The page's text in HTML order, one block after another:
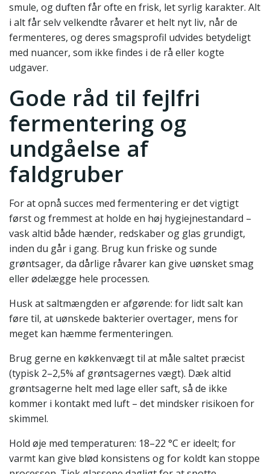
smule, og duften får ofte en frisk, let syrlig karakter. Alt
i alt får selv velkendte råvarer et helt nyt liv, når de
fermenteres, og deres smagsprofil udvides betydeligt
med nuancer, som ikke findes i de rå eller kogte
udgaver.
Gode råd til fejlfri
fermentering og
undgåelse af
faldgruber
For at opnå succes med fermentering er det vigtigt
først og fremmest at holde en høj hygiejnestandard –
vask altid både hænder, redskaber og glas grundigt,
inden du går i gang. Brug kun friske og sunde
grøntsager, da dårlige råvarer kan give uønsket smag
eller ødelægge hele processen.
Husk at saltmængden er afgørende: for lidt salt kan
føre til, at uønskede bakterier overtager, mens for
meget kan hæmme fermenteringen.
Brug gerne en køkkenvægt til at måle saltet præcist
(typisk 2–2,5% af grøntsagernes vægt). Dæk altid
grøntsagerne helt med lage eller saft, så de ikke
kommer i kontakt med luft – det mindsker risikoen for
skimmel.
Hold øje med temperaturen: 18–22 °C er ideelt; for
varmt kan give blød konsistens og for koldt kan stoppe